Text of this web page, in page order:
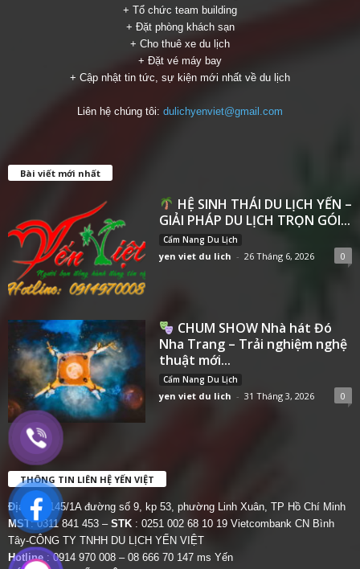
+ Tổ chức team building
+ Đặt phòng khách sạn
+ Cho thuê xe du lịch
+ Đặt vé máy bay
+ Cập nhật tin tức, sự kiện mới nhất về du lịch
Liên hệ chúng tôi: dulichyenviet@gmail.com
Bài viết mới nhất
HỆ SINH THÁI DU LỊCH YẾN –
GIẢI PHÁP DU LỊCH TRỌN GÓI...
Cẩm Nang Du Lịch
yen viet du lich - 26 Tháng 6, 2026 0
CHUM SHOW Nhà hát Đó
Nha Trang – Trải nghiệm nghệ
thuật mới...
Cẩm Nang Du Lịch
yen viet du lich - 31 Tháng 3, 2026 0
THÔNG TIN LIÊN HỆ YẾN VIỆT
Địa chỉ:
145/1A đường số 9, kp 53, phường Linh Xuân, TP Hồ Chí Minh
MST: 0311 841 453 – STK : 0251 002 68 10 19 Vietcombank CN Bình
Tây-CÔNG TY TNHH DU LỊCH YẾN VIỆT
Hotline : 0914 970 008 – 08 666 70 147 ms Yến